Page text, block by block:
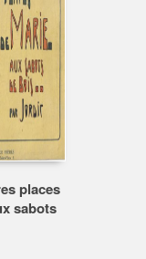
places
sabots